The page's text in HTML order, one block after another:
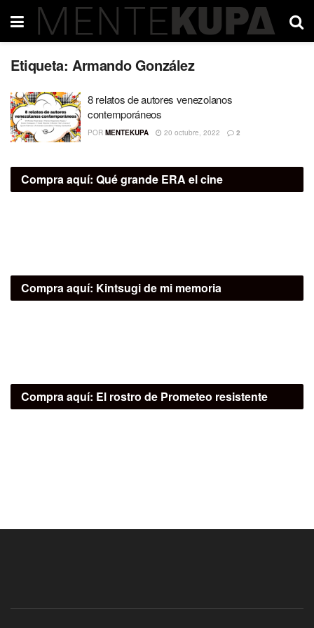
Etiqueta: Armando González
8 relatos de autores venezolanos
contemporáneos
POR MENTEKUPA 20 octubre, 2022 2
Compra aquí: Qué grande ERA el cine
Compra aquí: Kintsugi de mi memoria
Compra aquí: El rostro de Prometeo resistente